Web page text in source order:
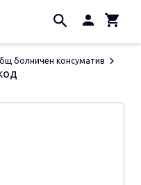
болничен консуматив